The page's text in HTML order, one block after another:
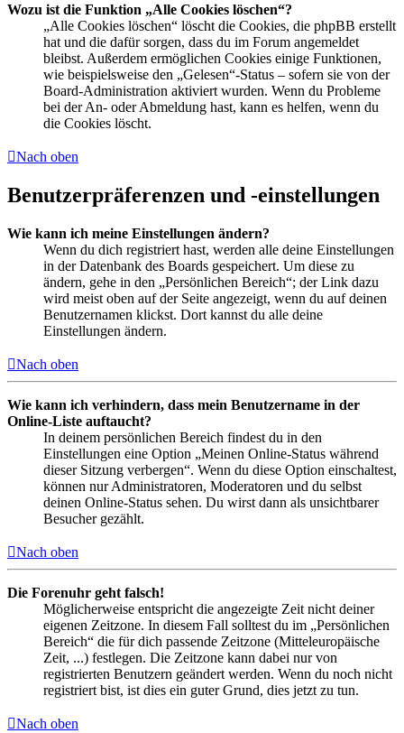
Wozu ist die Funktion „Alle Cookies löschen“?
„Alle Cookies löschen“ löscht die Cookies, die phpBB erstellt
hat und die dafür sorgen, dass du im Forum angemeldet
bleibst. Außerdem ermöglichen Cookies einige Funktionen,
wie beispielsweise den „Gelesen“-Status – sofern sie von der
Board-Administration aktiviert wurden. Wenn du Probleme
bei der An- oder Abmeldung hast, kann es helfen, wenn du
die Cookies löscht.
Nach oben
Benutzerpräferenzen und -einstellungen
Wie kann ich meine Einstellungen ändern?
Wenn du dich registriert hast, werden alle deine Einstellungen
in der Datenbank des Boards gespeichert. Um diese zu
ändern, gehe in den „Persönlichen Bereich“; der Link dazu
wird meist oben auf der Seite angezeigt, wenn du auf deinen
Benutzernamen klickst. Dort kannst du alle deine
Einstellungen ändern.
Nach oben
Wie kann ich verhindern, dass mein Benutzername in der
Online-Liste auftaucht?
In deinem persönlichen Bereich findest du in den
Einstellungen eine Option „Meinen Online-Status während
dieser Sitzung verbergen“. Wenn du diese Option einschaltest,
können nur Administratoren, Moderatoren und du selbst
deinen Online-Status sehen. Du wirst dann als unsichtbarer
Besucher gezählt.
Nach oben
Die Forenuhr geht falsch!
Möglicherweise entspricht die angezeigte Zeit nicht deiner
eigenen Zeitzone. In diesem Fall solltest du im „Persönlichen
Bereich“ die für dich passende Zeitzone (Mitteleuropäische
Zeit, ...) festlegen. Die Zeitzone kann dabei nur von
registrierten Benutzern geändert werden. Wenn du noch nicht
registriert bist, ist dies ein guter Grund, dies jetzt zu tun.
Nach oben